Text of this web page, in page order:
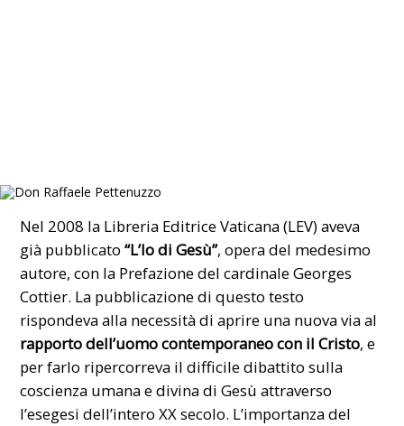
Nel 2008 la Libreria Editrice Vaticana (LEV) aveva
già pubblicato“L’Io di Gesù”, opera del medesimo
autore, con la Prefazione del cardinale Georges
Cottier. La pubblicazione di questo testo
rispondeva alla necessità di aprire una nuova via al
rapporto dell’uomo contemporaneo con il Cristo, e
per farlo ripercorreva il difficile dibattito sulla
coscienza umana e divina di Gesù attraverso
l’esegesi dell’intero XX secolo. L’importanza del